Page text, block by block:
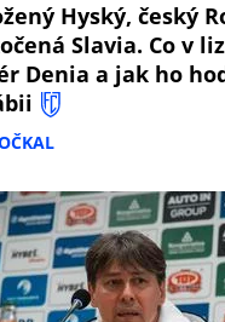
Hyský, český
Slavia. Co v
Denia a jak ho